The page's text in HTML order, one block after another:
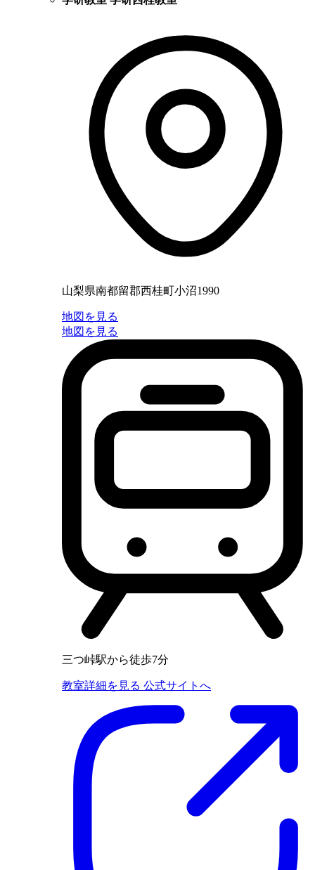
山梨県南都留郡西桂町小沼1990
地図を見る
地図を見る
三つ峠駅から徒歩7分
教室詳細を見る 公式サイトへ